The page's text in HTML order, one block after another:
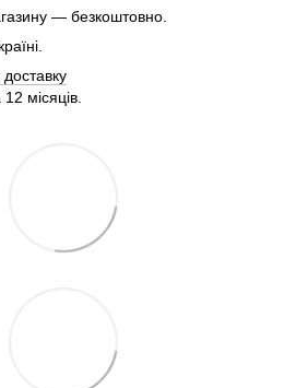
— безкоштовно.
місяців.